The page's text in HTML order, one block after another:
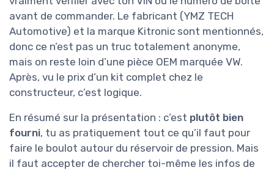
avant de commander. Le fabricant (YMZ TECH
Automotive) et la marque Kitronic sont mentionnés,
donc ce n’est pas un truc totalement anonyme,
mais on reste loin d’une pièce OEM marquée VW.
Après, vu le prix d’un kit complet chez le
constructeur, c’est logique.
En résumé sur la présentation : c’est plutôt bien
fourni, tu as pratiquement tout ce qu’il faut pour
faire le boulot autour du réservoir de pression. Mais
il faut accepter de chercher toi-même les infos de